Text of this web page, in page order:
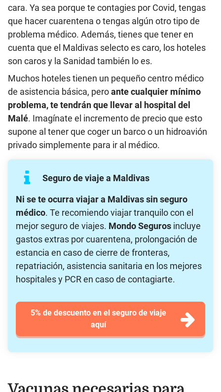
cara. Ya sea porque te contagies por Covid, tengas
que hacer cuarentena o tengas algún otro tipo de
problema médico. Además, tienes que tener en
cuenta que el Maldivas selecto es caro, los hoteles
son caros y la Sanidad también lo es.
Muchos hoteles tienen un pequeño centro médico
de asistencia básica, peroante cualquier mínimo
problema, te tendrán que llevar al hospital del
Malé. Imagínate el incremento de precio que esto
supone al tener que coger un barco o un hidroavión
privado simplemente para ir al médico.
Seguro de viaje a Maldivas
Ni se te ocurra viajar a Maldivas sin seguro
médico. Te recomiendo viajar tranquilo con el
mejor seguro de viajes. Mondo Seguros incluye
gastos extras por cuarentena, prolongación de
estancia en caso de cierre de fronteras,
repatriación, asistencia sanitaria en los mejores
hospitales y PCR en caso de contagiarte.
5% de descuento en el seguro de viaje
aquí